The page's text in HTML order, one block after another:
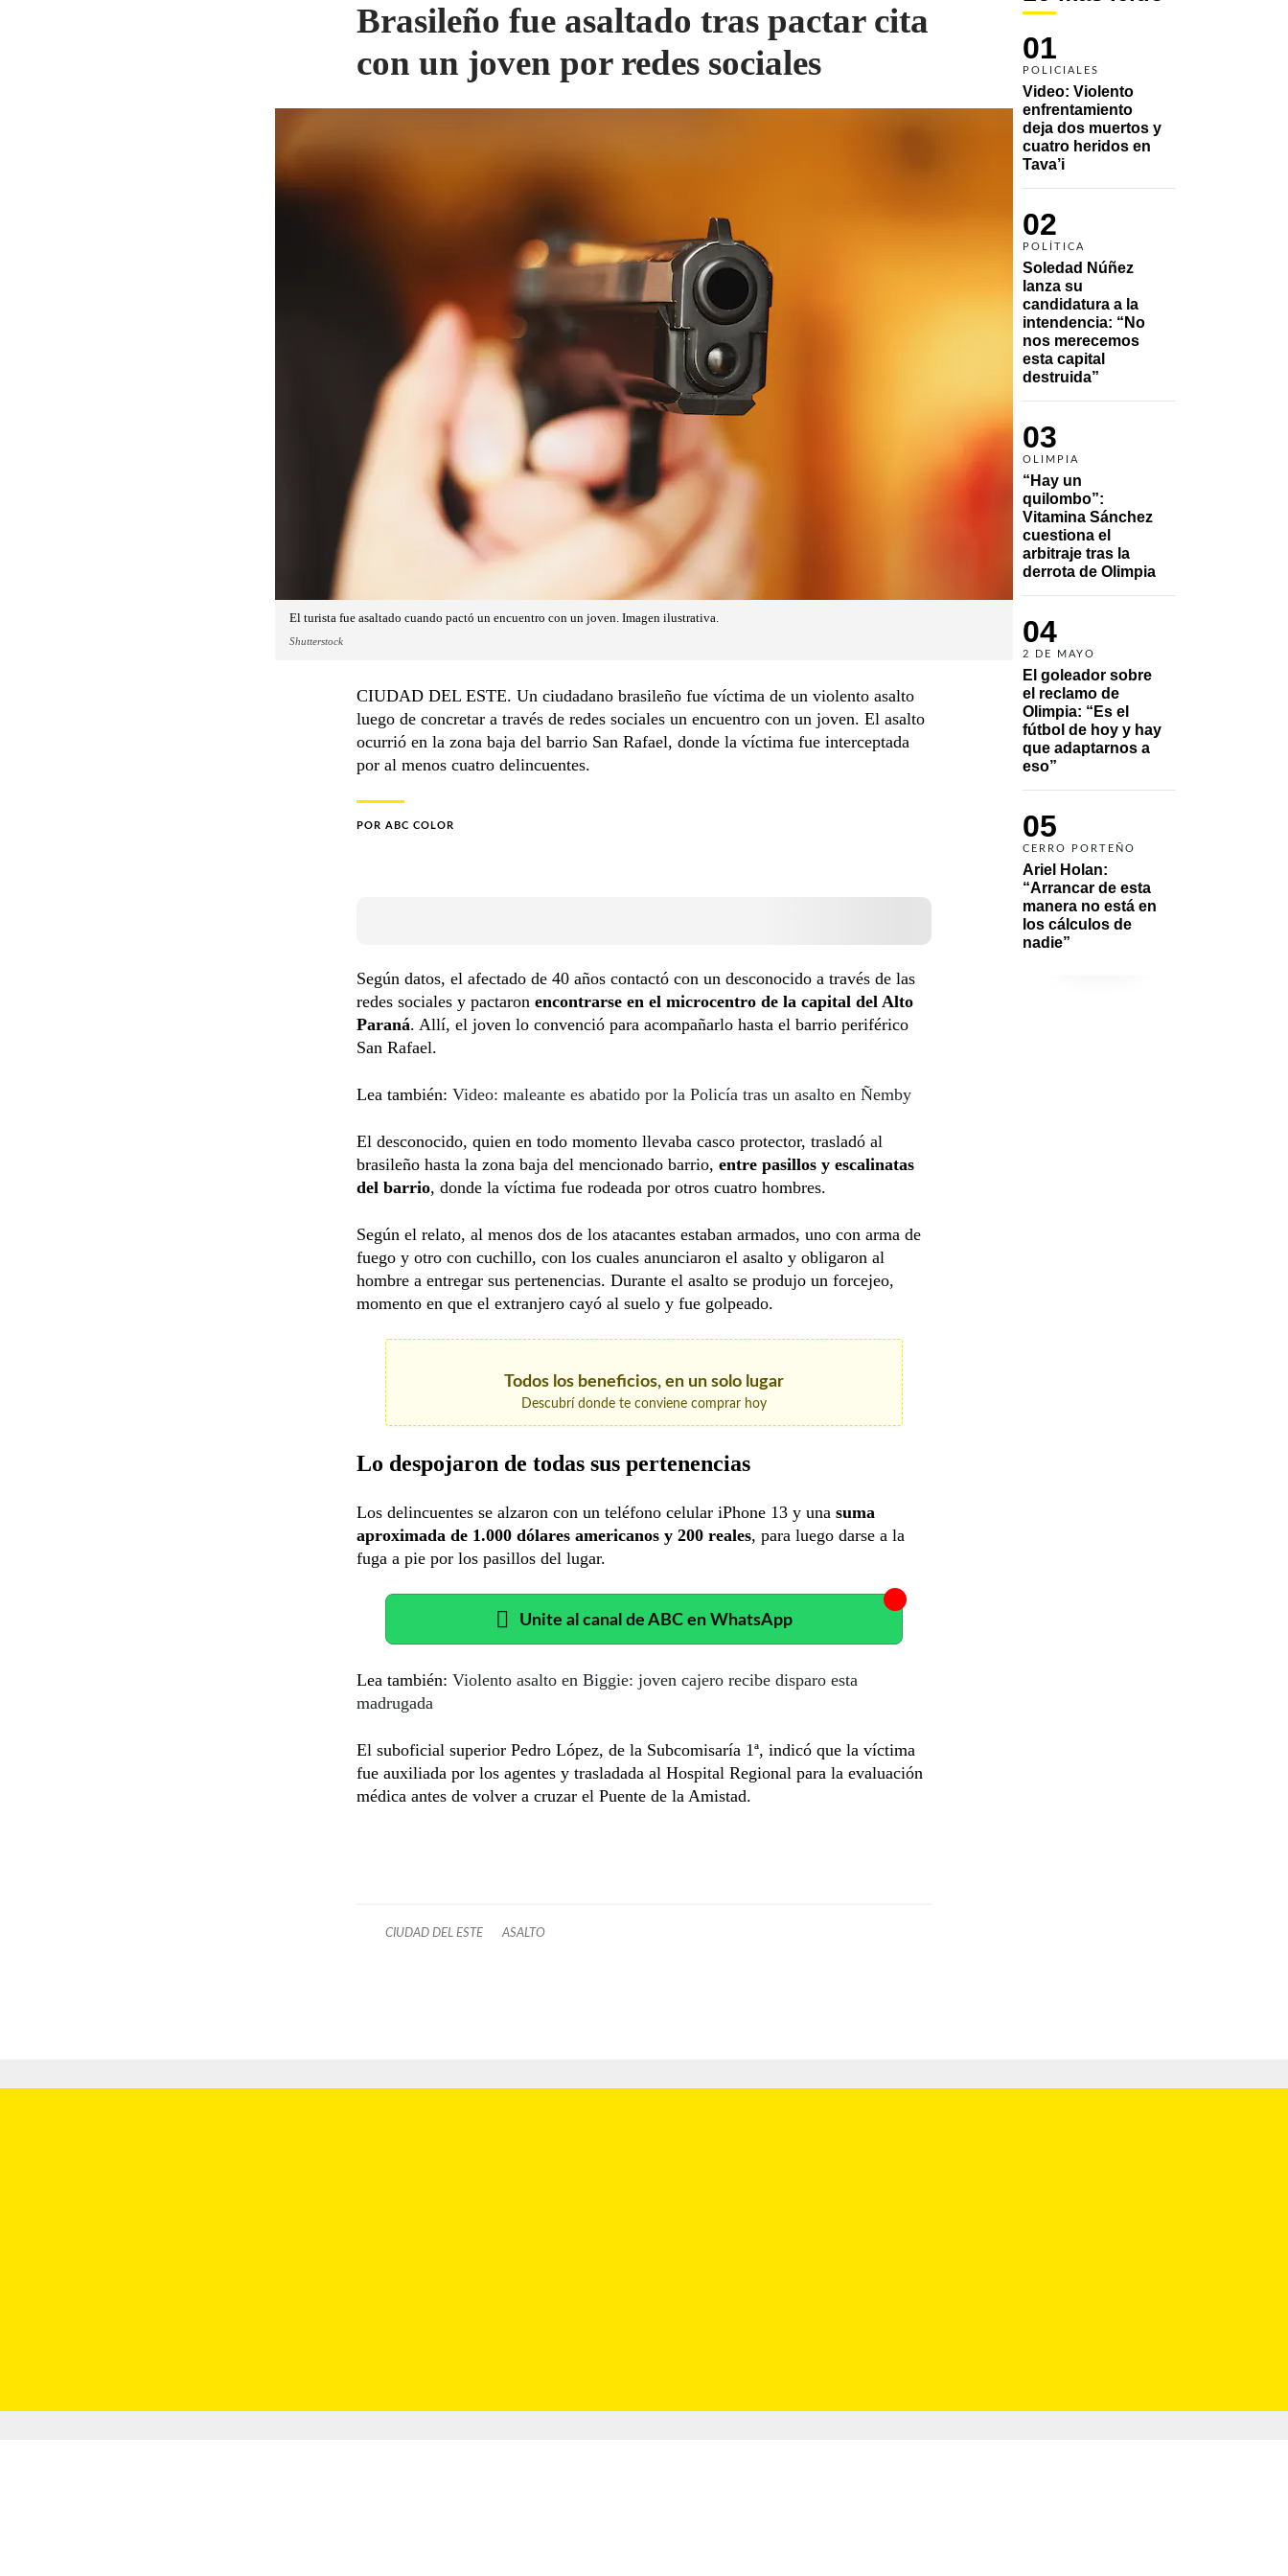
01
POLICIALES
Video: Violento
enfrentamiento
deja dos muertos y
cuatro heridos en
Tava’i
02
POLÍTICA
Soledad Núñez
lanza su
candidatura a la
intendencia: “No
nos merecemos
esta capital
destruida”
03
OLIMPIA
“Hay un
quilombo”:
Vitamina Sánchez
cuestiona el
arbitraje tras la
derrota de Olimpia
04
2 DE MAYO
El goleador sobre
el reclamo de
Olimpia: “Es el
fútbol de hoy y hay
que adaptarnos a
eso”
05
CERRO PORTEÑO
Ariel Holan:
“Arrancar de esta
manera no está en
los cálculos de
nadie”
Brasileño fue asaltado tras pactar cita
con un joven por redes sociales
El turista fue asaltado cuando pactó un encuentro con un joven. Imagen ilustrativa.
Shutterstock
CIUDAD DEL ESTE. Un ciudadano brasileño fue víctima de un violento asalto
luego de concretar a través de redes sociales un encuentro con un joven. El asalto
ocurrió en la zona baja del barrio San Rafael, donde la víctima fue interceptada
por al menos cuatro delincuentes.
POR ABC COLOR
Según datos, el afectado de 40 años contactó con un desconocido a través de las
redes sociales y pactaron encontrarse en el microcentro de la capital del Alto
Paraná. Allí, el joven lo convenció para acompañarlo hasta el barrio periférico
San Rafael.
Lea también: Video: maleante es abatido por la Policía tras un asalto en Ñemby
El desconocido, quien en todo momento llevaba casco protector, trasladó al
brasileño hasta la zona baja del mencionado barrio, entre pasillos y escalinatas
del barrio, donde la víctima fue rodeada por otros cuatro hombres.
Según el relato, al menos dos de los atacantes estaban armados, uno con arma de
fuego y otro con cuchillo, con los cuales anunciaron el asalto y obligaron al
hombre a entregar sus pertenencias. Durante el asalto se produjo un forcejeo,
momento en que el extranjero cayó al suelo y fue golpeado.
Todos los beneficios, en un solo lugar
Descubrí donde te conviene comprar hoy
Lo despojaron de todas sus pertenencias
Los delincuentes se alzaron con un teléfono celular iPhone 13 y una suma
aproximada de 1.000 dólares americanos y 200 reales, para luego darse a la
fuga a pie por los pasillos del lugar.
Unite al canal de ABC en WhatsApp
Lea también: Violento asalto en Biggie: joven cajero recibe disparo esta
madrugada
El suboficial superior Pedro López, de la Subcomisaría 1ª, indicó que la víctima
fue auxiliada por los agentes y trasladada al Hospital Regional para la evaluación
médica antes de volver a cruzar el Puente de la Amistad.
CIUDAD DEL ESTE ASALTO